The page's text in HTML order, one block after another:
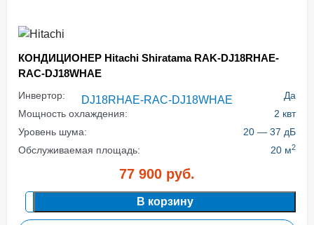
КОНДИЦИОНЕР Hitachi Shiratama RAK-DJ18RHAE-
RAC-DJ18WHAE
Инвертор:
Да
Мощность охлаждения:
2 квт
Уровень шума:
20 — 37 дБ
Обслуживаемая площадь:
20 м2
77 900 руб.
В корзину